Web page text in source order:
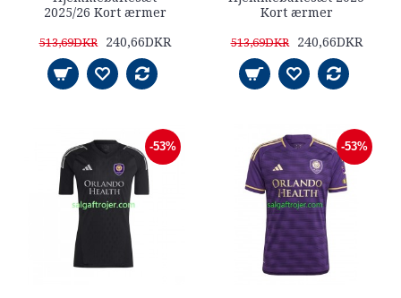
2025/26 Kort ærmer
513,69DKR 240,66DKR
Kort ærmer
513,69DKR 240,66DKR
-53% -53%